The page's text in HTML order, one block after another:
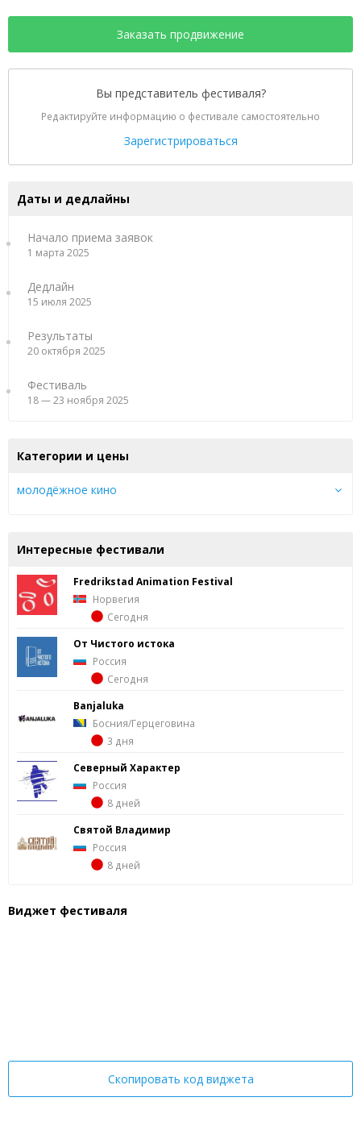
Заказать продвижение
Вы представитель фестиваля?
Редактируйте информацию о фестивале самостоятельно
Зарегистрироваться
Даты и дедлайны
Начало приема заявок
1 марта 2025
Дедлайн
15 июля 2025
Результаты
20 октября 2025
Фестиваль
18 — 23 ноября 2025
Категории и цены
молодёжное кино
Интересные фестивали
Fredrik­stad Ani­ma­tion Fes­ti­val
Норвегия
Сегодня
От Чистого истока
Россия
Сегодня
Banjaluka
Босния/Герцеговина
3 дня
Северный Характер
Россия
8 дней
Святой Владимир
Россия
8 дней
Виджет фестиваля
Скопировать код виджета